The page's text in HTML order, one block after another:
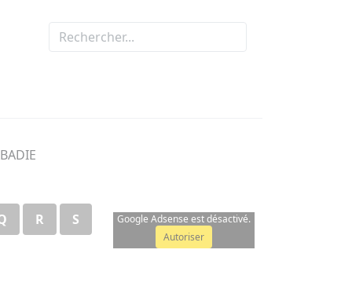
R S
Google Adsense est désactivé.
Autoriser